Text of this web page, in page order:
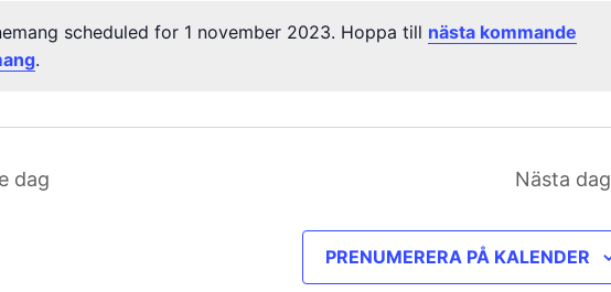
scheduled for 1 november 2023. Hoppa till nästa kommande
.
dag Nästa dag
PRENUMERERA PÅ KALENDER